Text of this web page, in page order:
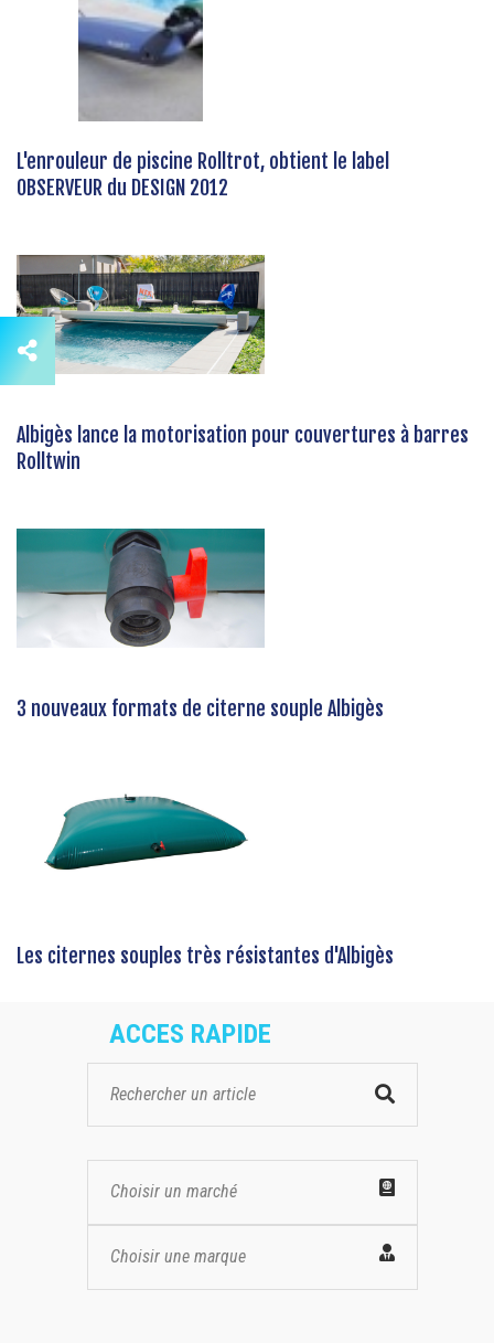
L'enrouleur de piscine Rolltrot, obtient le label
OBSERVEUR du DESIGN 2012
Albigès lance la motorisation pour couvertures à barres
Rolltwin
3 nouveaux formats de citerne souple Albigès
Les citernes souples très résistantes d'Albigès
ACCES RAPIDE
Choisir un marché
Choisir une marque